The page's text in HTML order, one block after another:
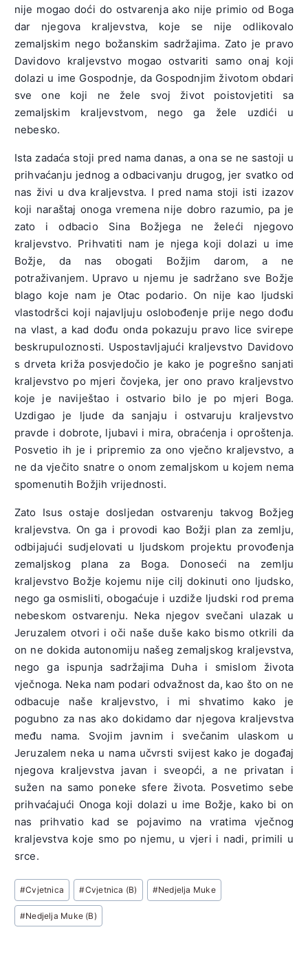
nije mogao doći do ostvarenja ako nije primio od Boga
dar njegova kraljevstva, koje se nije odlikovalo
zemaljskim nego božanskim sadržajima. Zato je pravo
Davidovo kraljevstvo mogao ostvariti samo onaj koji
dolazi u ime Gospodnje, da Gospodnjim životom obdari
sve one koji ne žele svoj život poistovjetiti sa
zemaljskim kraljevstvom, nego ga žele uzdići u
nebesko.
Ista zadaća stoji pred nama danas, a ona se ne sastoji u
prihvaćanju jednog a odbacivanju drugog, jer svatko od
nas živi u dva kraljevstva. I pred nama stoji isti izazov
koji naraštaj onoga vremena nije dobro razumio, pa je
zato i odbacio Sina Božjega ne želeći njegovo
kraljevstvo. Prihvatiti nam je njega koji dolazi u ime
Božje, da nas obogati Božjim darom, a ne
potraživanjem. Upravo u njemu je sadržano sve Božje
blago koje nam je Otac podario. On nije kao ljudski
vlastodršci koji najavljuju oslobođenje prije nego dođu
na vlast, a kad dođu onda pokazuju pravo lice svirepe
beskrupuloznosti. Uspostavljajući kraljevstvo Davidovo
s drveta križa posvjedočio je kako je pogrešno sanjati
kraljevstvo po mjeri čovjeka, jer ono pravo kraljevstvo
koje je naviještao i ostvario bilo je po mjeri Boga.
Uzdigao je ljude da sanjaju i ostvaruju kraljevstvo
pravde i dobrote, ljubavi i mira, obraćenja i oproštenja.
Posvetio ih je i pripremio za ono vječno kraljevstvo, a
ne da vječito snatre o onom zemaljskom u kojem nema
spomenutih Božjih vrijednosti.
Zato Isus ostaje dosljedan ostvarenju takvog Božjeg
kraljevstva. On ga i provodi kao Božji plan za zemlju,
odbijajući sudjelovati u ljudskom projektu provođenja
zemaljskog plana za Boga. Donoseći na zemlju
kraljevstvo Božje kojemu nije cilj dokinuti ono ljudsko,
nego ga osmisliti, obogaćuje i uzdiže ljudski rod prema
nebeskom ostvarenju. Neka njegov svečani ulazak u
Jeruzalem otvori i oči naše duše kako bismo otkrili da
on ne dokida autonomiju našeg zemaljskog kraljevstva,
nego ga ispunja sadržajima Duha i smislom života
vječnoga. Neka nam podari odvažnost da, kao što on ne
odbacuje naše kraljevstvo, i mi shvatimo kako je
pogubno za nas ako dokidamo dar njegova kraljevstva
među nama. Svojim javnim i svečanim ulaskom u
Jeruzalem neka u nama učvrsti svijest kako je događaj
njegova kraljevstva javan i sveopći, a ne privatan i
sužen na samo poneke sfere života. Posvetimo sebe
prihvaćajući Onoga koji dolazi u ime Božje, kako bi on
nas prihvatio kad se pojavimo na vratima vječnog
kraljevstva koje smo po njemu, u vjeri i nadi, primili u
srce.
Post
Tags:
#Cvjetnica #Cvjetnica (B) #Nedjelja Muke
#Nedjelja Muke (B)